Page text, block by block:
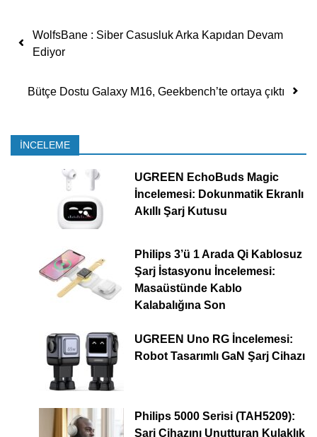
Yazı dolaşımı
WolfsBane : Siber Casusluk Arka Kapıdan Devam
Ediyor
Bütçe Dostu Galaxy M16, Geekbench’te ortaya çıktı
İNCELEME
UGREEN EchoBuds Magic
İncelemesi: Dokunmatik Ekranlı
Akıllı Şarj Kutusu
Philips 3’ü 1 Arada Qi Kablosuz
Şarj İstasyonu İncelemesi:
Masaüstünde Kablo
Kalabalığına Son
UGREEN Uno RG İncelemesi:
Robot Tasarımlı GaN Şarj Cihazı
Philips 5000 Serisi (TAH5209):
Şarj Cihazını Unutturan Kulaklık